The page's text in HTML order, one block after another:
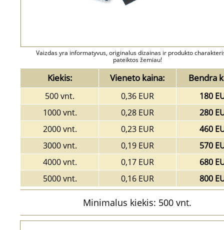
Vaizdas yra informatyvus, originalus dizainas ir produkto
pateiktos žemiau!
Kiekis: Vieneto kaina: Bendra
500 vnt. 0,36 EUR
180
1000 vnt.
0,28 EUR
280
2000 vnt.
0,23 EUR
460
3000 vnt.
0,19 EUR
570
4000 vnt.
0,17 EUR
680
5000 vnt.
0,16 EUR 800
Minimalus kiekis: 500 vnt.